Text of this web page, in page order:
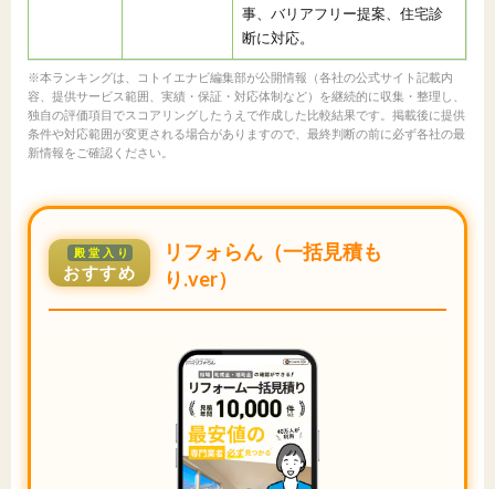
事、バリアフリー提案、住宅診
断に対応。
※本ランキングは、コトイエナビ編集部が公開情報（各社の公式サイト記載内
容、提供サービス範囲、実績・保証・対応体制など）を継続的に収集・整理し、
独自の評価項目でスコアリングしたうえで作成した比較結果です。掲載後に提供
条件や対応範囲が変更される場合がありますので、最終判断の前に必ず各社の最
新情報をご確認ください。
殿堂入り
おすすめ
リフォらん（一括見積も
り.ver）